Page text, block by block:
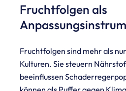
Fruchtfolgen als
Fruchtfolgen sind mehr als
Kulturen. Sie steuern
beeinflussen